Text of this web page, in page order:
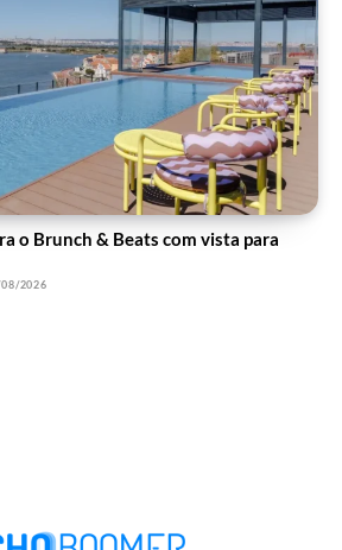
o Brunch & Beats com vista para
2026